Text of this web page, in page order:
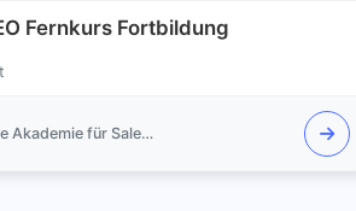
Fernkurs Fortbildung
Professionals Online Akademie für Sales und Marketing